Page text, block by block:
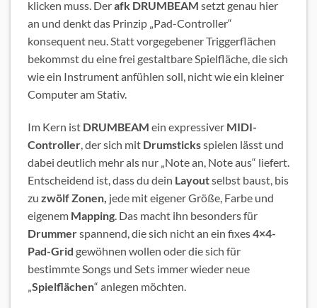
klicken muss. Derafk DRUMBEAM setzt genau hier
an und denkt das Prinzip „Pad-Controller“
konsequent neu. Statt vorgegebener Triggerflächen
bekommst du eine frei gestaltbare Spielfläche, die sich
wie ein Instrument anfühlen soll, nicht wie ein kleiner
Computer am Stativ.
Im Kern ist DRUMBEAM ein expressiver MIDI-
Controller, der sich mit Drumsticksspielen lässt und
dabei deutlich mehr als nur „Note an, Note aus“ liefert.
Entscheidend ist, dass du dein Layoutselbst baust, bis
zu zwölf Zonen, jede mit eigener Größe, Farbe und
eigenem Mapping. Das macht ihn besonders für
Drummerspannend, die sich nicht an ein fixes4×4-
Pad-Grid gewöhnen wollen oder die sich für
bestimmte Songs und Sets immer wieder neue
„Spielflächen“ anlegen möchten.